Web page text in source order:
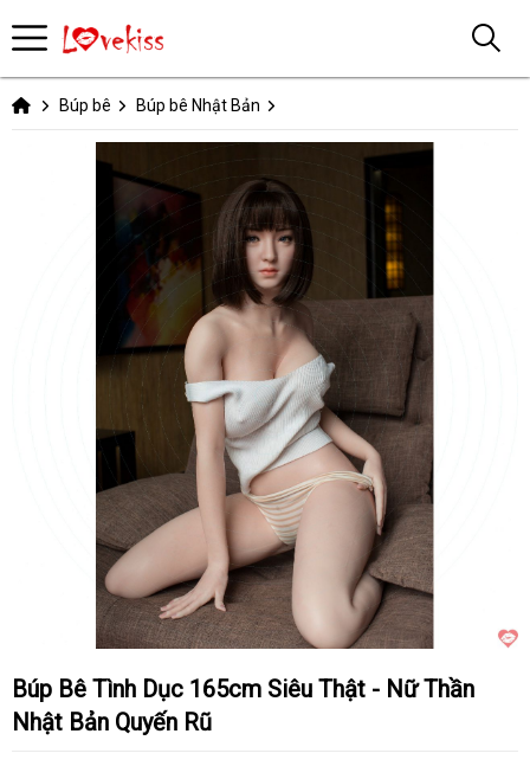
Búp bê Búp bê Nhật Bản
Búp Bê Tình Dục 165cm Siêu Thật - Nữ Thần
Nhật Bản Quyến Rũ